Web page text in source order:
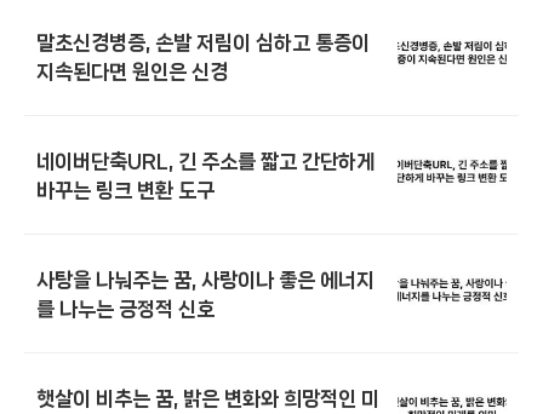
말초신경병증, 손발 저림이 심하고 통증이
지속된다면 원인은 신경
네이버단축URL, 긴 주소를 짧고 간단하게
바꾸는 링크 변환 도구
사탕을 나눠주는 꿈, 사랑이나 좋은 에너지
를 나누는 긍정적 신호
햇살이 비추는 꿈, 밝은 변화와 희망적인 미